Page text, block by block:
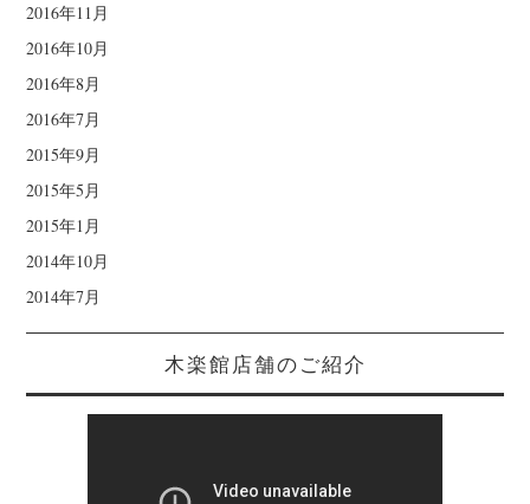
2016年11月
2016年10月
2016年8月
2016年7月
2015年9月
2015年5月
2015年1月
2014年10月
2014年7月
木楽館店舗のご紹介